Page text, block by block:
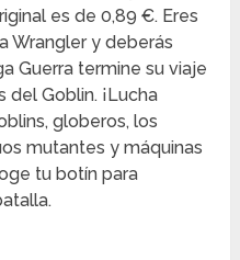
es de 0,89 €. Eres
Wrangler y deberás
Guerra termine su viaje
del Goblin. ¡Lucha
globeros, los
mutantes y máquinas
tu botín para